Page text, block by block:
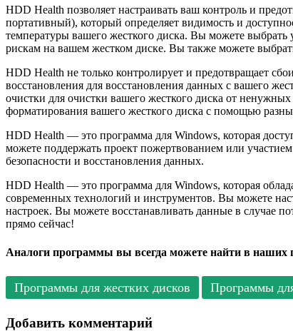
HDD Health позволяет настраивать ваш контроль и
портативный), который определяет видимость и
температуры вашего жесткого диска. Вы можете
рискам на вашем жестком диске. Вы также можете
HDD Health не только контролирует и предотвращает
восстановления для восстановления данных с вашего
очистки для очистки вашего жесткого диска от
форматирования вашего жесткого диска с помощью
HDD Health — это программа для Windows, которая
можете поддержать проект пожертвованием или
безопасности и восстановления данных.
HDD Health — это программа для Windows, которая
современных технологий и инструментов. Вы можете
настроек. Вы можете восстанавливать данные в случае
прямо сейчас!
Аналоги программы вы всегда можете найти в наших
Программы для жестких дисков Программы
Добавить комментарий